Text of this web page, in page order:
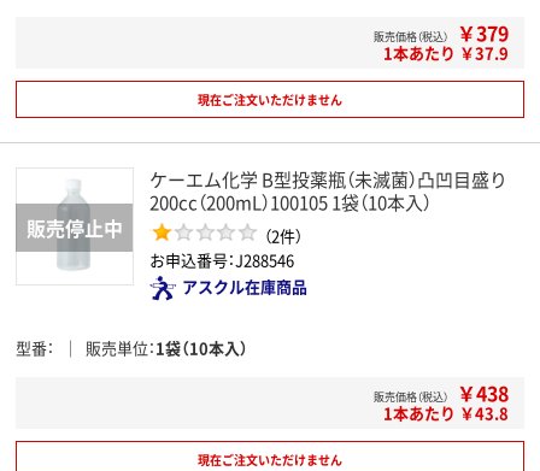
販売価格（税込） ￥379
1本あたり ￥37.9
現在ご注文いただけません
ケーエム化学 B型投薬瓶（未滅菌）凸凹目盛り
200cc（200mL）100105 1袋（10本入）
（2件）
お申込番号：J288546
アスクル在庫商品
型番 販売単位 1袋（10本入）
販売価格（税込） ￥438
1本あたり ￥43.8
現在ご注文いただけません